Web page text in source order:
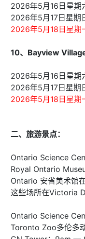
2026年5月16日星
2026年5月17日星期
2026年5月18日星
10、Bayview Village
2026年5月16日星
2026年5月17日星
2026年5月18日星
二、旅游景点：
Ontario Science
Royal Ontario
Ontario 安省美术馆
这些场所在Victoria
Ontario Science
Toronto Zoo多伦多